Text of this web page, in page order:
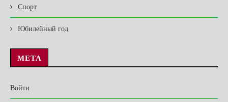
Спорт
Юбилейный год
МЕТА
Войти